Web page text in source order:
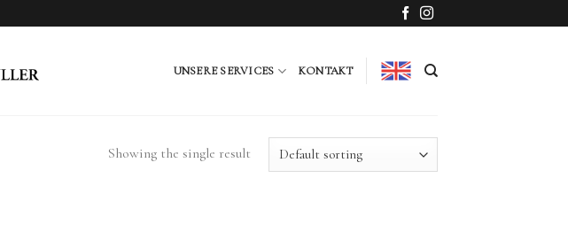
UNSERE SERVICES KONTAKT
Showing the single result